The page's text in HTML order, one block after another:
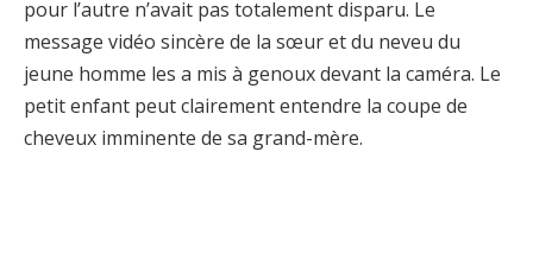
pour l’autre n’avait pas totalement disparu. Le
message vidéo sincère de la sœur et du neveu du
jeune homme les a mis à genoux devant la caméra. Le
petit enfant peut clairement entendre la coupe de
cheveux imminente de sa grand-mère.